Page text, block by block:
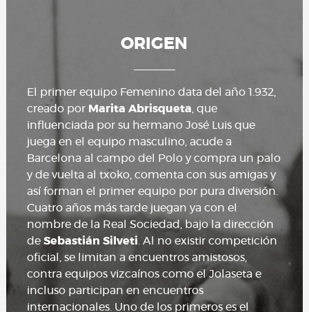
ORIGEN
El primer equipo Femenino data del año 1.932,
creado por Marita Abrisqueta, que
influenciada por su hermano José Luis que
juega en el equipo masculino, acude a
Barcelona al campo del Polo y compra un palo
y de vuelta al txoko, comenta con sus amigas y
así forman el primer equipo por pura diversión.
Cuatro años más tarde juegan ya con el
nombre de la Real Sociedad, bajo la dirección
deSebastián Silveti. Al no existir competición
oficial, se limitan a encuentros amistosos,
contra equipos vizcaínos como el Jolaseta e
incluso participan en encuentros
internacionales. Uno de los primeros es el